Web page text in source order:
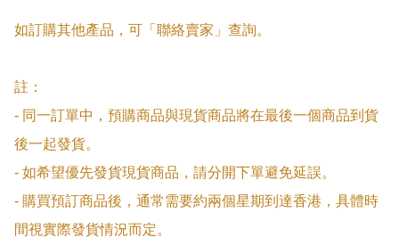
如訂購其他產品，可「聯絡賣家」查詢。
註：
- 同一訂單中，預購商品與現貨商品將在最後一個商品到貨
後一起發貨。
- 如希望優先發貨現貨商品，請分開下單避免延誤。
- 購買預訂商品後，通常需要約兩個星期到達香港，具體時
間視實際發貨情況而定。